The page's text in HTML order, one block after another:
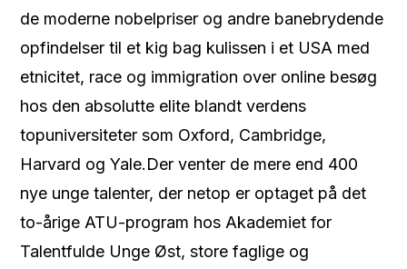
de moderne nobelpriser og andre banebrydende
opfindelser til et kig bag kulissen i et USA med
etnicitet, race og immigration over online besøg
hos den absolutte elite blandt verdens
topuniversiteter som Oxford, Cambridge,
Harvard og Yale.Der venter de mere end 400
nye unge talenter, der netop er optaget på det
to-årige ATU-program hos Akademiet for
Talentfulde Unge Øst, store faglige og